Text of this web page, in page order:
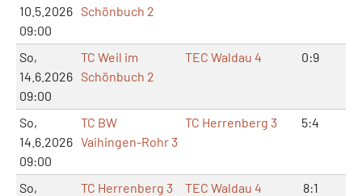
10.5.2026
09:00
Schönbuch 2
So,
14.6.2026
09:00
TC Weil im
Schönbuch 2
TEC Waldau 4 0:9
So,
14.6.2026
09:00
TC BW
Vaihingen-Rohr 3
TC Herrenberg 3 5:4
So,
TC Herrenberg 3 TEC Waldau 4 8:1